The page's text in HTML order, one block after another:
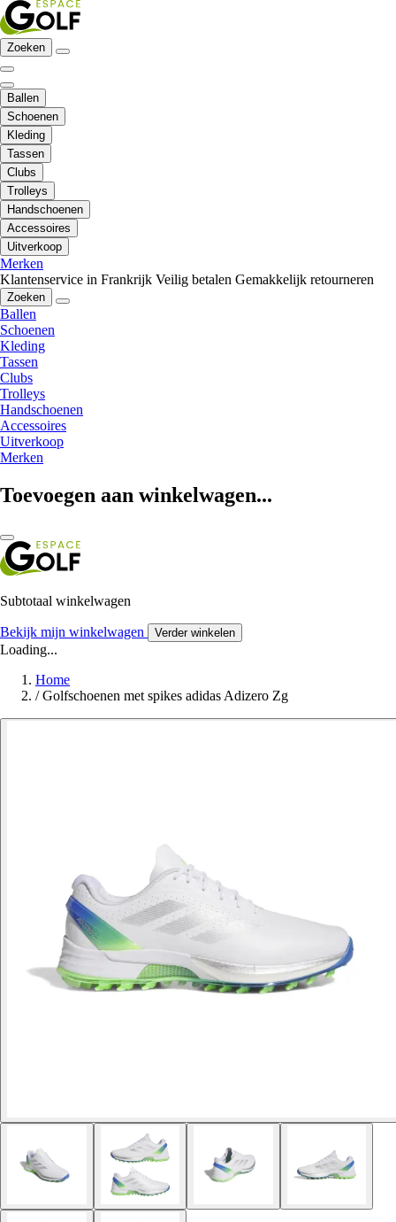
Zoeken
Ballen
Schoenen
Kleding
Tassen
Clubs
Trolleys
Handschoenen
Accessoires
Uitverkoop
Merken
Klantenservice in Frankrijk Veilig betalen Gemakkelijk retourneren
Zoeken
Ballen
Schoenen
Kleding
Tassen
Clubs
Trolleys
Handschoenen
Accessoires
Uitverkoop
Merken
Toevoegen aan winkelwagen...
Subtotaal winkelwagen
Bekijk mijn winkelwagen Verder winkelen
Loading...
Home
/ Golfschoenen met spikes adidas Adizero Zg